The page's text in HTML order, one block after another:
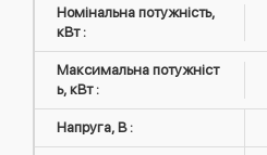
Номінальна потужність,
кВт :
Максимальна потужніст
ь, кВт :
Напруга, В :